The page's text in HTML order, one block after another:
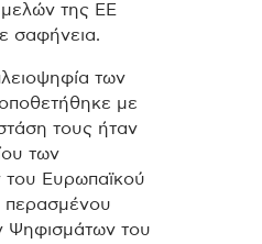
της ΕΕ
σαφήνεια.
των
με
τους ήταν
των
Ευρωπαϊκού
περασμένου
Ψηφισμάτων του